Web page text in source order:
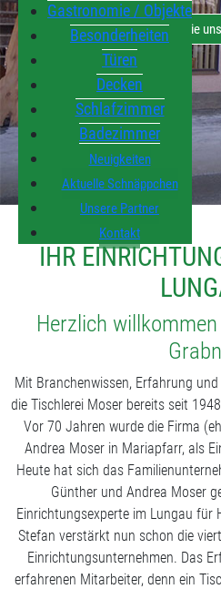
Gastronomie / Objekte
Besonderheiten
Türen
Decken
Schlafzimmer
Badezimmer
Neuigkeiten
Aktuelle Schnäppchen
Unsere Partner
Kontakt
Lernen Sie
IHR
Herzlich
Mit Branchenwissen, Erfahrung
die Tischlerei Moser bereits seit
Vor 70 Jahren wurde die Firma
Andrea Moser in Mariapfarr, als
Heute hat sich das
Günther und Andrea Moser
Einrichtungsexperte im Lungau für
Stefan verstärkt nun schon die
Einrichtungsunternehmen. Das
erfahrenen Mitarbeiter, denn ein